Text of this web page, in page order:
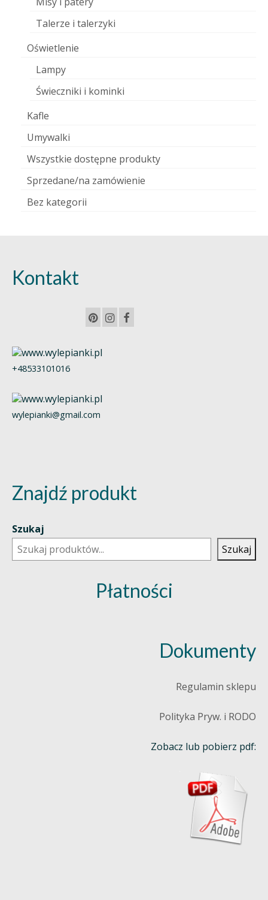
Talerze i talerzyki
Oświetlenie
Lampy
Świeczniki i kominki
Kafle
Umywalki
Wszystkie dostępne produkty
Sprzedane/na zamówienie
Bez kategorii
Kontakt
+48533101016
wylepianki@gmail.com
Znajdź produkt
Szukaj
Szukaj
Płatności
Dokumenty
Regulamin sklepu
Polityka Pryw. i RODO
Zobacz lub pobierz pdf: